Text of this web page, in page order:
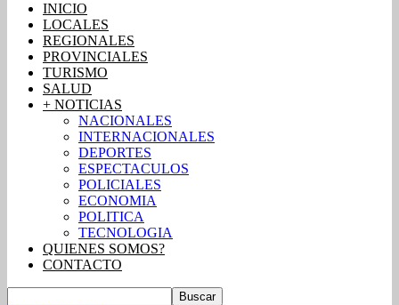
INICIO
LOCALES
REGIONALES
PROVINCIALES
TURISMO
SALUD
+ NOTICIAS
NACIONALES
INTERNACIONALES
DEPORTES
ESPECTACULOS
POLICIALES
ECONOMIA
POLITICA
TECNOLOGIA
QUIENES SOMOS?
CONTACTO